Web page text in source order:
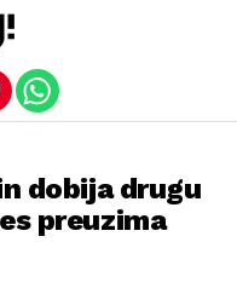
dobija drugu
preuzima